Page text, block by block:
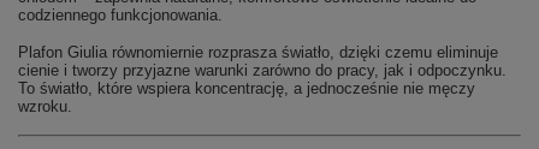
codziennego funkcjonowania.
Plafon Giulia równomiernie rozprasza światło, dzięki czemu eliminuje
cienie i tworzy przyjazne warunki zarówno do pracy, jak i odpoczynku.
To światło, które wspiera koncentrację, a jednocześnie nie męczy
wzroku.